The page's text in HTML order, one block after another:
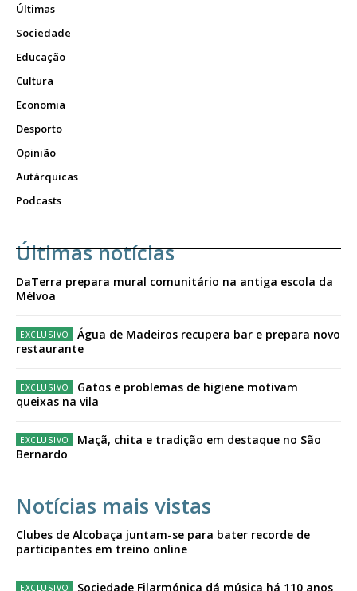
Últimas
Sociedade
Educação
Cultura
Economia
Desporto
Opinião
Autárquicas
Podcasts
Últimas notícias
DaTerra prepara mural comunitário na antiga escola da
Mélvoa
Água de Madeiros recupera bar e prepara novo
restaurante
Gatos e problemas de higiene motivam
queixas na vila
Maçã, chita e tradição em destaque no São
Bernardo
Notícias mais vistas
Clubes de Alcobaça juntam-se para bater recorde de
participantes em treino online
Sociedade Filarmónica dá música há 110 anos